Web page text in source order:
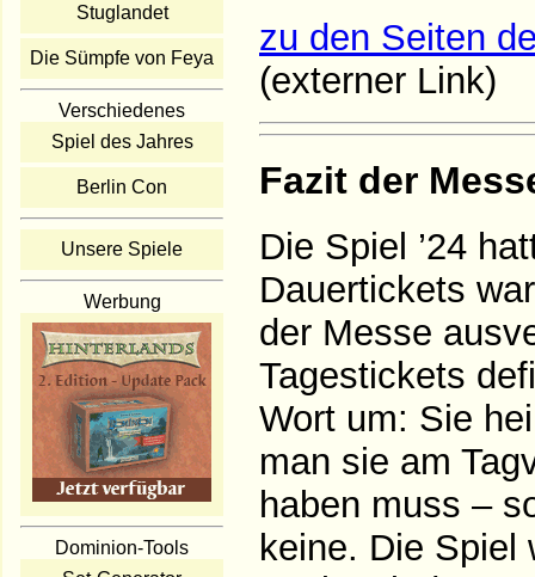
Stuglandet
Die Sümpfe von Feya
Verschiedenes
Spiel des Jahres
Berlin Con
Unsere Spiele
Werbung
Dominion-Tools
zu den Seiten
(externer Link)
Fazit der
Die Spiel ’24
Dauertickets
der Messe
Tagestickets
Wort um: Sie
man sie am
haben muss –
keine. Die Spiel